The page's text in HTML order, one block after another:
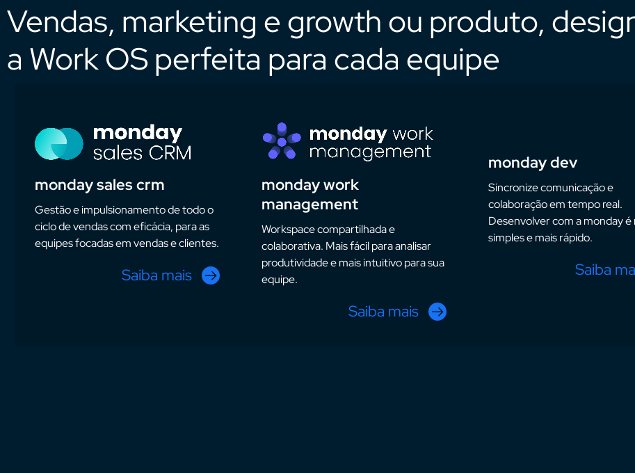
Vendas, marketing e growth ou produto,
a Work OS perfeita para cada equipe
monday sales crm
Gestão e impulsionamento de todo o
ciclo de vendas com eficácia, para as
equipes focadas em vendas e clientes.
Saiba mais
monday work
management
Workspace compartilhada e
colaborativa. Mais fácil para analisar
produtividade e mais intuitivo para sua
equipe.
Saiba mais
monday dev
Sincronize comunicação e
colaboração em tempo real.
Desenvolver com a monday é
simples e mais rápido.
Saiba